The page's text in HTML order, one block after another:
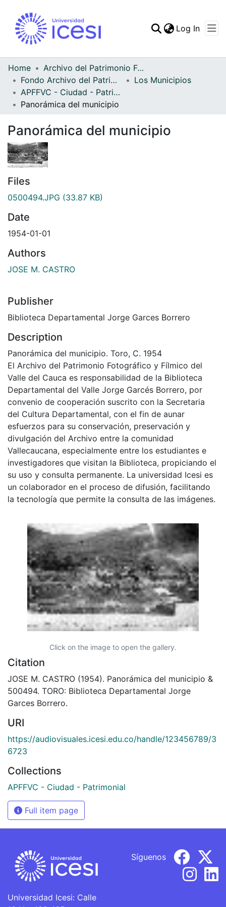
Statistics
Log In
Home
Archivo del Patrimonio Fotográfico y Fílmico del Valle del Cauca
Fondo Archivo del Patrimonio Fotográfico y Fílmico del Valle del Cauca
Los Municipios
APFFVC - Ciudad - Patrimonial
Panorámica del municipio
Panorámica del municipio
Files
0500494.JPG (33.87 KB)
Date
1954-01-01
Authors
JOSE M. CASTRO
Publisher
Biblioteca Departamental Jorge Garces Borrero
Description
Panorámica del municipio. Toro, C. 1954
El Archivo del Patrimonio Fotográfico y Fílmico del
Valle del Cauca es responsabilidad de la Biblioteca
Departamental del Valle Jorge Garcés Borrero, por
convenio de cooperación suscrito con la Secretaria
del Cultura Departamental, con el fin de aunar
esfuerzos para su conservación, preservación y
divulgación del Archivo entre la comunidad
Vallecaucana, especialmente entre los estudiantes e
investigadores que visitan la Biblioteca, propiciando el
su uso y consulta permanente. La universidad Icesi es
un colaborador en el proceso de difusión, facilitando
la tecnología que permite la consulta de las imágenes.
Click on the image to open the gallery.
Citation
JOSE M. CASTRO (1954). Panorámica del municipio &
500494. TORO: Biblioteca Departamental Jorge
Garces Borrero.
URI
https://audiovisuales.icesi.edu.co/handle/123456789/3
6723
Collections
APFFVC - Ciudad - Patrimonial
Full item page
Universidad Icesi: Calle
Síguenos